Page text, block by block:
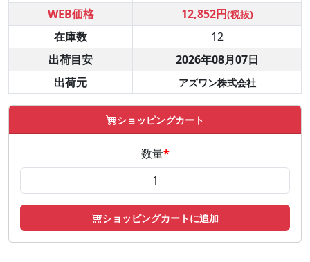
WEB価格 12,852円(税抜)
在庫数
12
出荷目安
2026年08月07日
出荷元
アズワン株式会社
ショッピングカート
数量*
ショッピングカートに追加